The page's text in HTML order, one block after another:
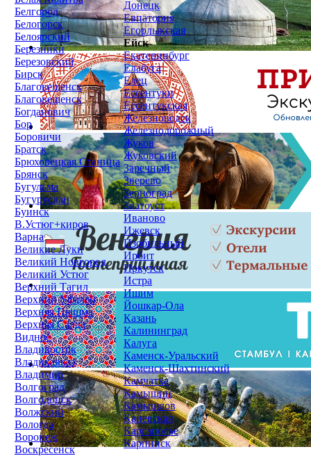
Белгород
Белогорск
Белоярский
Березники
Березовский
Бирск
Благовещенск
Благовещенск
Богданович
Бор
Боровичи
Братск
Брюховецкая Станица
Брянск
Бугульма
Бугуруслан
Буинск
В.Устюг+киров
Варна
Великие Луки
Великий Новгород
Великий Устюг
Верхний Тагил
Верхний Уфалей
Верхняя Пышма
Верхняя Салда
Видное
Владивосток
Владикавказ
Владимир
Волгоград
Волгодонск
Волжский
Вологда
Воронеж
Воскресенск
Донецк
Евпатория
Егорлыкская
Ейск
Екатеринбург
Елабуга
Елец
Ессентуки
Ессентукская
Железноводск
Железнодорожный
Жуков
Жуковский
Заречный
Зверево
Зерноград
Златоуст
Иваново
Ижевск
Изобильный
Ирбит
Иркутск
Истра
Ишим
Йошкар-Ола
Казань
Калининград
Калуга
Каменск-Уральский
Каменск-Шахтинский
Камчатка
Камышин
Камышлов
Каневская
Каргаполье
Карпинск